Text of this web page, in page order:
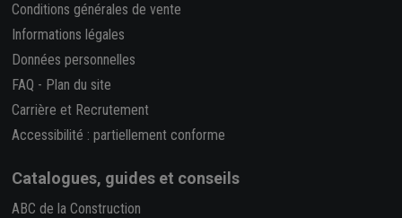
Conditions générales de vente
Informations légales
Données personnelles
FAQ - Plan du site
Carrière et Recrutement
Accessibilité : partiellement conforme
Catalogues, guides et conseils
ABC de la Construction